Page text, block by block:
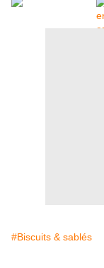
#Biscuits & sablés